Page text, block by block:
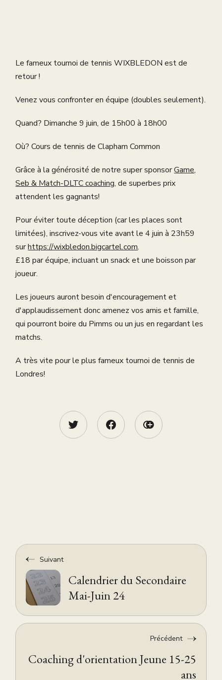
Le fameux tournoi de tennis WIXBLEDON est de
retour !
Venez vous confronter en équipe (doubles seulement).
Quand? Dimanche 9 juin, de 15h00 à 18h00
Où? Cours de tennis de Clapham Common
Grâce à la générosité de notre super sponsorGame,
Seb & Match-DLTC coaching, de superbes prix
attendent les gagnants!
Pour éviter toute déception (car les places sont
limitées), inscrivez-vous vite avant le 4 juin à 23h59
surhttps://wixbledon.bigcartel.com.
£18 par équipe, incluant un snack et une boisson par
joueur.
Les joueurs auront besoin d'encouragement et
d'applaudissement donc amenez vos amis et famille,
qui pourront boire du Pimms ou un jus en regardant les
matchs.
A très vite pour le plus fameux tournoi de tennis de
Londres!
Suivant
Calendrier du Secondaire
Mai-Juin 24
Précédent
Coaching d'orientation Jeune 15-25
ans